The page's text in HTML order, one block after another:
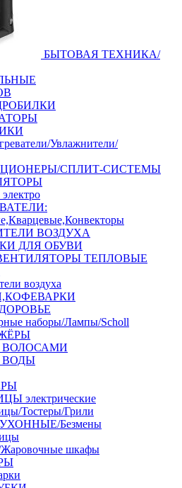
БЫТОВАЯ ТЕХНИКА/
Увлажнители/
СПЛИТ-СИСТЕМЫ
ВОЗДУХА
ДЛЯ ОБУВИ
ТЕПЛОВЫЕ
воздуха
наборы/Лампы/Scholl
ВОЛОСАМИ
ВОДЫ
электрические
Тостеры/Грили
Безмены
Жаровочные шкафы